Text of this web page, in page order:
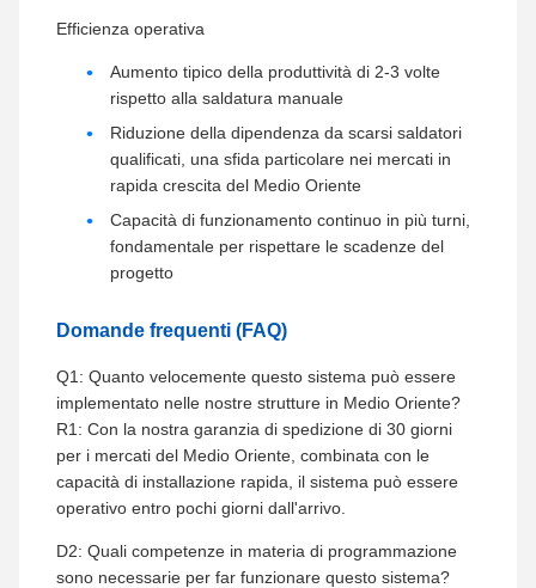
Efficienza operativa
Aumento tipico della produttività di 2-3 volte
rispetto alla saldatura manuale
Riduzione della dipendenza da scarsi saldatori
qualificati, una sfida particolare nei mercati in
rapida crescita del Medio Oriente
Capacità di funzionamento continuo in più turni,
fondamentale per rispettare le scadenze del
progetto
Domande frequenti (FAQ)
Q1: Quanto velocemente questo sistema può essere
implementato nelle nostre strutture in Medio Oriente?
R1: Con la nostra garanzia di spedizione di 30 giorni
per i mercati del Medio Oriente, combinata con le
capacità di installazione rapida, il sistema può essere
operativo entro pochi giorni dall'arrivo.
D2: Quali competenze in materia di programmazione
sono necessarie per far funzionare questo sistema?